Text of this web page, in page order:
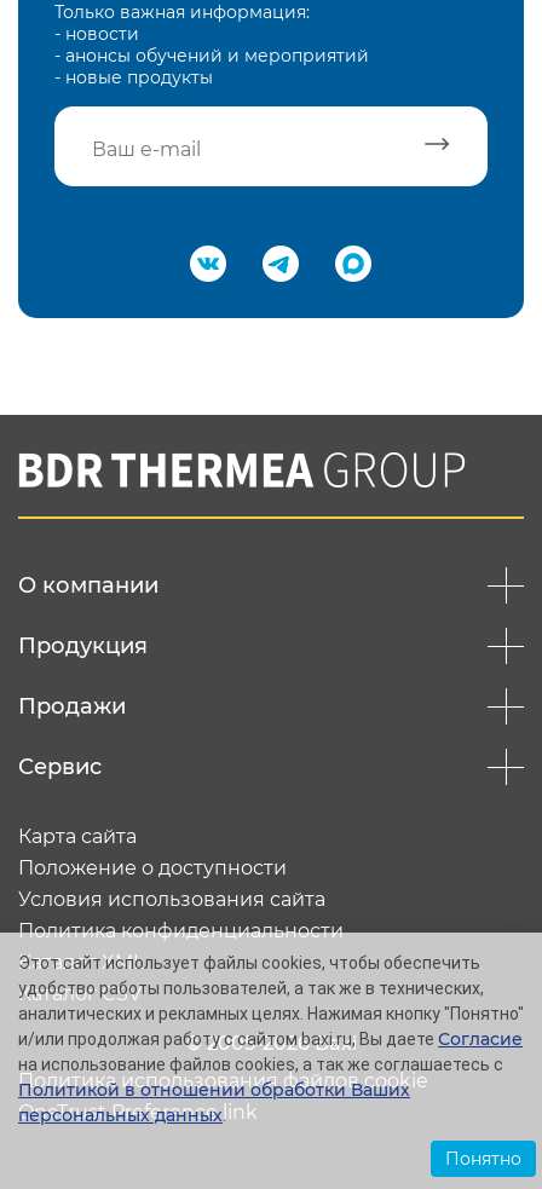
Только важная информация:
- новости
- анонсы обучений и мероприятий
- новые продукты
Подтвердить e-mail
Вы соглашаетесь с нашей политикой
конфеденциальности
О компании
Продукция
Продажи
Сервис
© 2005-2026 Baxi
Карта сайта
Положение о доступности
Условия использования сайта
Политика конфиденциальности
Каталог XML
Каталог CSV
Политика использования файлов cookie
OneTrust Preference link
Этот сайт использует файлы cookies, чтобы обеспечить
удобство работы пользователей, а так же в технических,
аналитических и рекламных целях. Нажимая кнопку "Понятно"
и/или продолжая работу с сайтом baxi.ru, Вы даете Согласие
на использование файлов cookies, а так же соглашаетесь с
Политикой в отношении обработки Ваших
персональных данных.
Понятно